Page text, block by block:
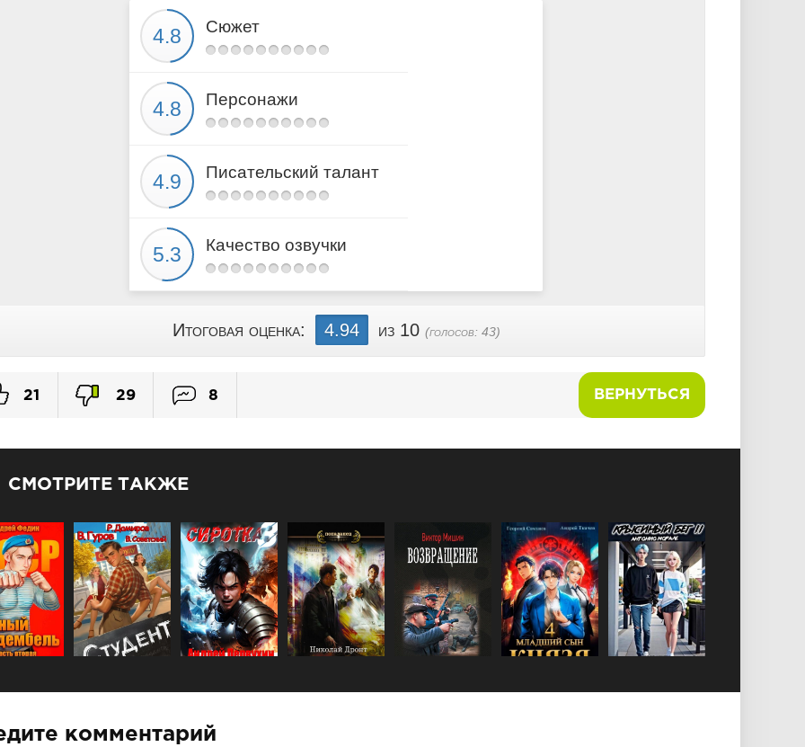
Сюжет
Персонажи
Писательский талант
Качество озвучки
Итоговая оценка: 4.94 из 10 (голосов: 43)
ВЕРНУТЬСЯ
21 29 8
СМОТРИТЕ ТАКЖЕ
комментарий